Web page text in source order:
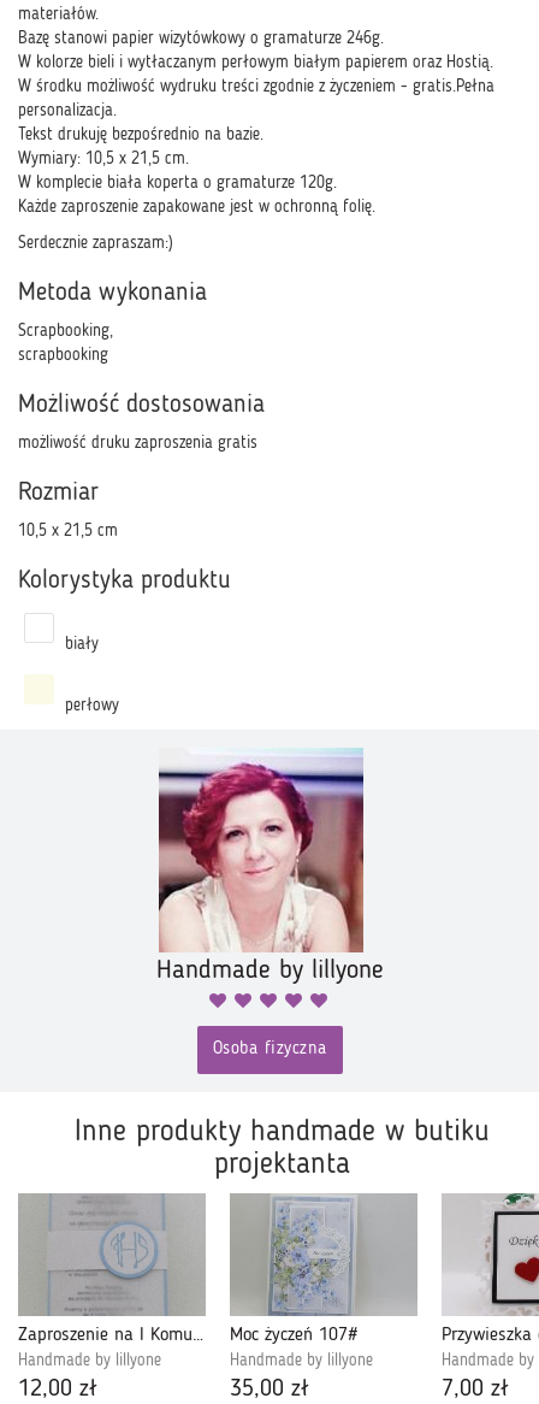
materiałów.
Bazę stanowi papier wizytówkowy o gramaturze 246g.
W kolorze bieli i wytłaczanym perłowym białym papierem oraz Hostią.
W środku możliwość wydruku treści zgodnie z życzeniem - gratis.Pełna
personalizacja.
Tekst drukuję bezpośrednio na bazie.
Wymiary: 10,5 x 21,5 cm.
W komplecie biała koperta o gramaturze 120g.
Każde zaproszenie zapakowane jest w ochronną folię.
Serdecznie zapraszam:)
Metoda wykonania
Scrapbooking,
scrapbooking
Możliwość dostosowania
możliwość druku zaproszenia gratis
Rozmiar
10,5 x 21,5 cm
Kolorystyka produktu
biały
perłowy
Handmade by lillyone
Osoba fizyczna
Inne produkty handmade w butiku
projektanta
Zaproszenie na I Komunię Świętą #12
Handmade by lillyone
12,00 zł
Moc życzeń 107#
Handmade by lillyone
35,00 zł
Handmade
7,00 zł